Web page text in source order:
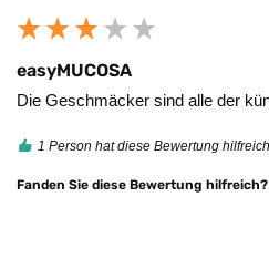
easyMUCOSA
Die Geschmäcker sind alle der
1 Person hat diese Bewertung
Fanden Sie diese Bewertung hilfreich?